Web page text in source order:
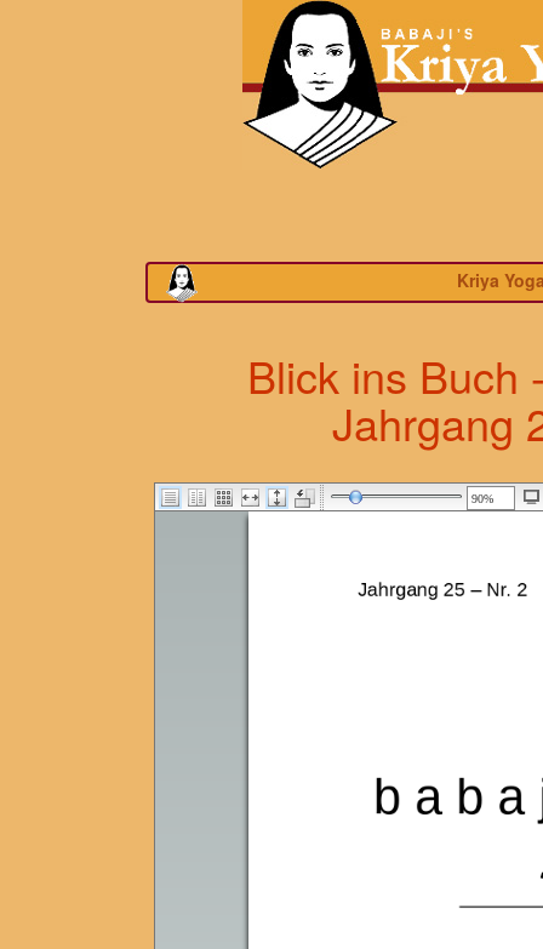
Kriya Yoga
Blick ins Buch
Jahrgang